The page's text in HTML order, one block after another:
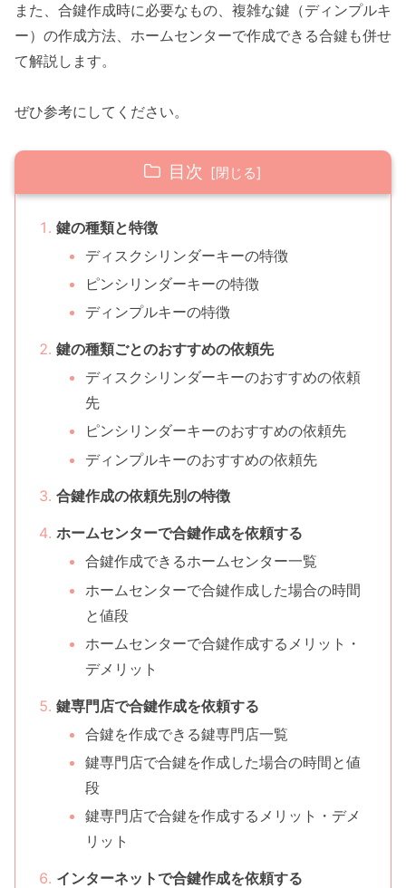
また、合鍵作成時に必要なもの、複雑な鍵（ディンプルキ
ー）の作成方法、ホームセンターで作成できる合鍵も併せ
て解説します。
ぜひ参考にしてください。
目次
鍵の種類と特徴
ディスクシリンダーキーの特徴
ピンシリンダーキーの特徴
ディンプルキーの特徴
鍵の種類ごとのおすすめの依頼先
ディスクシリンダーキーのおすすめの依頼
先
ピンシリンダーキーのおすすめの依頼先
ディンプルキーのおすすめの依頼先
合鍵作成の依頼先別の特徴
ホームセンターで合鍵作成を依頼する
合鍵作成できるホームセンター一覧
ホームセンターで合鍵作成した場合の時間
と値段
ホームセンターで合鍵作成するメリット・
デメリット
鍵専門店で合鍵作成を依頼する
合鍵を作成できる鍵専門店一覧
鍵専門店で合鍵を作成した場合の時間と値
段
鍵専門店で合鍵を作成するメリット・デメ
リット
インターネットで合鍵作成を依頼する